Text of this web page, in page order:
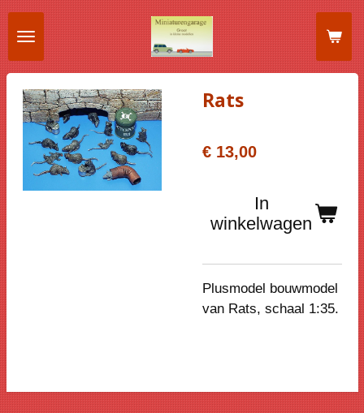
Ga
direct
naar
de
hoofdinhoud
Rats
€ 13,00
In
winkelwagen
Plusmodel bouwmodel
van Rats, schaal 1:35.